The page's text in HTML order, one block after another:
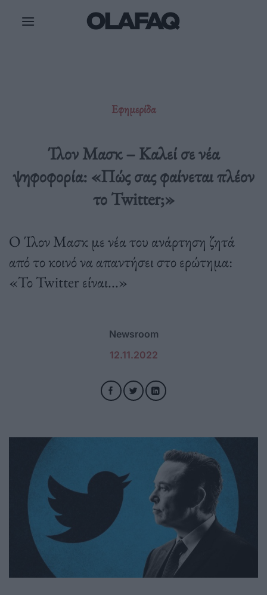
Εφημερίδα
Ίλον Μασκ – Καλεί σε νέα
ψηφοφορία: «Πώς σας φαίνεται πλέον
το Twitter;»
Ο Ίλον Μασκ με νέα του ανάρτηση ζητά
από το κοινό να απαντήσει στο ερώτημα:
«Το Twitter είναι...»
Newsroom
12.11.2022